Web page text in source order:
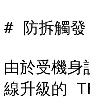
# 防拆觸
由於受機
線升級的